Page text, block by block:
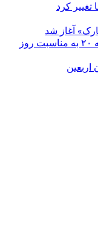
تغییر کرد
آغاز شد
پیام تبریک رضا شنگی، شهردار منطقه ۲۰ به مناسبت روز